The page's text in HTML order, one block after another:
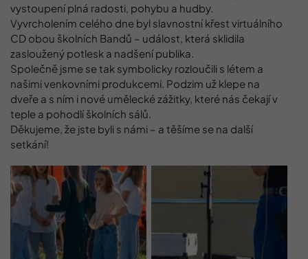
vystoupení plná radosti, pohybu a hudby.
Vyvrcholením celého dne byl slavnostní křest virtuálního
CD obou školních Bandů – událost, která sklidila
zasloužený potlesk a nadšení publika.
Společně jsme se tak symbolicky rozloučili s létem a
našimi venkovními produkcemi. Podzim už klepe na
dveře a s ním i nové umělecké zážitky, které nás čekají v
teple a pohodlí školních sálů.
Děkujeme, že jste byli s námi – a těšíme se na další
setkání!